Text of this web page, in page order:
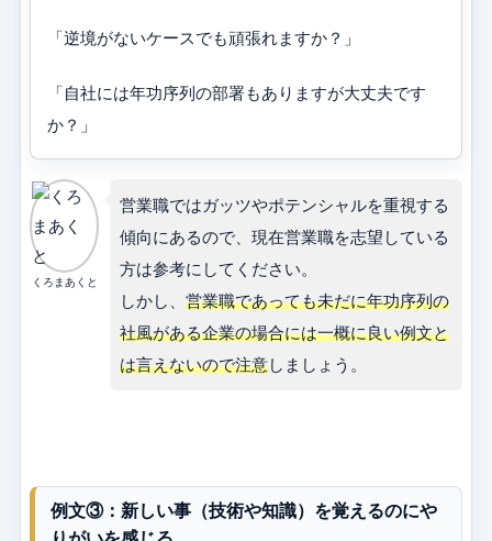
「逆境がないケースでも頑張れますか？」
「自社には年功序列の部署もありますが大丈夫です
か？」
くろまあくと
営業職ではガッツやポテンシャルを重視する
傾向にあるので、現在営業職を志望している
方は参考にしてください。
しかし、営業職であっても未だに年功序列の
社風がある企業の場合には一概に良い例文と
は言えないので注意しましょう。
例文③：新しい事（技術や知識）を覚えるのにや